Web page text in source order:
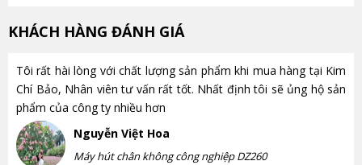
KHÁCH HÀNG ĐÁNH GIÁ
Tôi rất hài lòng với chất lượng sản phẩm khi mua hàng tại Kim
Chí Bảo, Nhân viên tư vấn rất tốt. Nhất định tôi sẽ ủng hộ sản
phẩm của công ty nhiều hơn
Nguyễn Việt Hoa
Máy hút chân không công nghiệp DZ260